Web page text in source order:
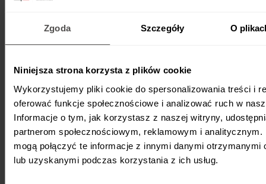
Zgoda Szczegóły O
Niniejsza strona korzysta z plików cookie
Wykorzystujemy pliki cookie do spersonalizowania treści i
oferować funkcje społecznościowe i analizować ruch w
Informacje o tym, jak korzystasz z naszej witryny,
partnerom społecznościowym, reklamowym i analitycznym.
mogą połączyć te informacje z innymi danymi otrzymanymi
lub uzyskanymi podczas korzystania z ich usług.